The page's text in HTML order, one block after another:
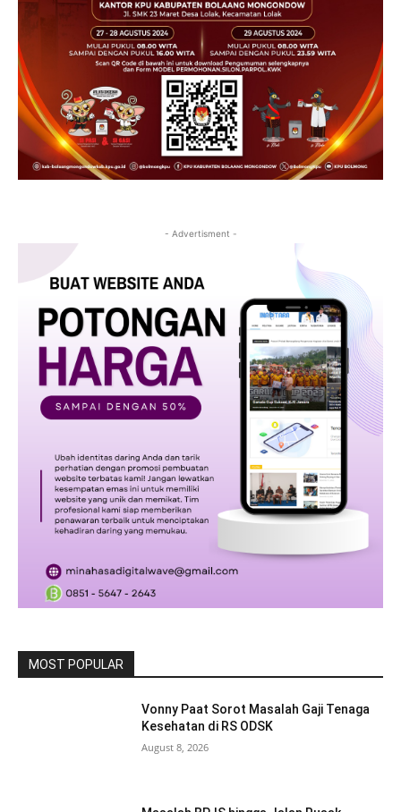
- Advertisment -
MOST POPULAR
Vonny Paat Sorot Masalah Gaji Tenaga
Kesehatan di RS ODSK
August 8, 2026